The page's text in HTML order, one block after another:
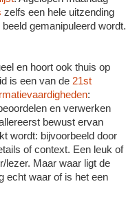
zelfs een hele uitzending
gemanipuleerd wordt.
en hoort ook thuis op
is een van de 21st
:
en verwerken
bewust ervan
wordt: bijvoorbeeld door
of context. Een leuk of
lezer. Maar waar ligt de
echt waar of is het een